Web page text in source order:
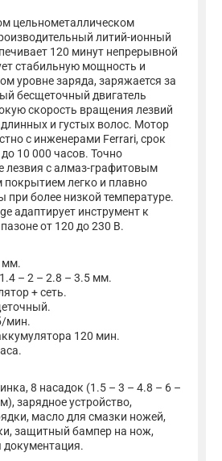
цельнометаллическом
литий-ионный
120 минут непрерывной
стабильную мощность и
уровне заряда, заряжается за
бесщеточный двигатель
скорость вращения лезвий
и густых волос. Мотор
с инженерами Ferrari, срок
10 000 часов. Точно
лезвия с алмаз-графитовым
покрытием легко и плавно
при более низкой температуре.
адаптирует инструмент к
от 120 до 230 B.
мм.
– 2 – 2.8 – 3.5 мм.
+ сеть.
мин.
120 мин.
8 насадок (1.5 – 3 – 4.8 – 6 –
зарядное устройство,
масло для смазки ножей,
защитный бампер на нож,
документация.